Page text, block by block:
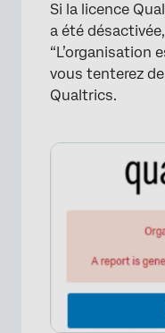
Si la licence
a été
“L’organisation
vous tenterez
Qualtrics.